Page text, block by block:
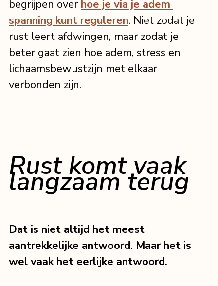
begrijpen over hoe je via je adem
spanning kunt reguleren. Niet zodat je
rust leert afdwingen, maar zodat je
beter gaat zien hoe adem, stress en
lichaamsbewustzijn met elkaar
verbonden zijn.
Rust komt vaak
langzaam terug
Dat is niet altijd het meest
aantrekkelijke antwoord. Maar het is
wel vaak het eerlijke antwoord.